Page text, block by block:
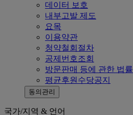
데이터 보호
내부고발 제도
요목
이용약관
청약철회절차
공제번호조회
방문판매 등에 관한 법률
평균후원수당공지
동의관리
국가/지역 & 언어